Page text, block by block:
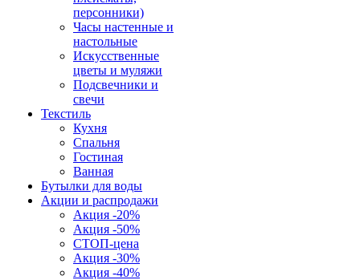
персонники)
Часы настенные и
настольные
Искусственные
цветы и муляжи
Подсвечники и
свечи
Текстиль
Кухня
Спальня
Гостиная
Ванная
Бутылки для воды
Акции и распродажи
Акция -20%
Акция -50%
СТОП-цена
Акция -30%
Акция -40%